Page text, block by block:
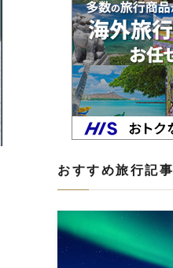
おすすめ旅行記事